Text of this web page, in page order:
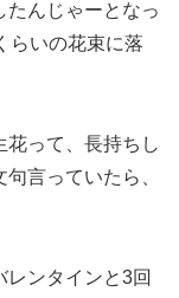
たんじゃーとなっ
らいの花束に落
花って、長持ちし
言っていたら、
レンタインと3回